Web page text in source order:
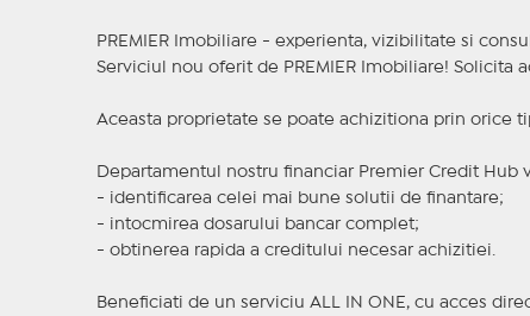
PREMIER Imobiliare - experienta, vizibilitate si
Serviciul nou oferit de PREMIER Imobiliare! Solicita
Aceasta proprietate se poate achizitiona prin orice
Departamentul nostru financiar Premier Credit Hub
- identificarea celei mai bune solutii de finantare;
- intocmirea dosarului bancar complet;
- obtinerea rapida a creditului necesar achizitiei.
Beneficiati de un serviciu ALL IN ONE, cu acces